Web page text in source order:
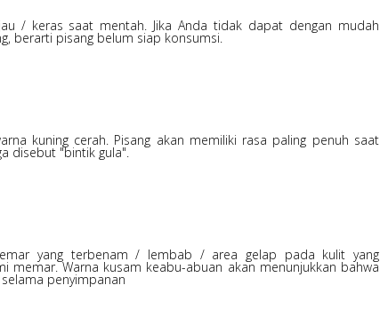
/ keras saat mentah. Jika Anda tidak dapat dengan mudah
berarti pisang belum siap konsumsi.
kuning cerah. Pisang akan memiliki rasa paling penuh saat
disebut "bintik gula".
yang terbenam / lembab / area gelap pada kulit yang
memar. Warna kusam keabu-abuan akan menunjukkan bahwa
penyimpanan